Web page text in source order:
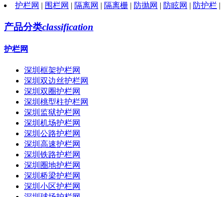
护栏网 | 围栏网 | 隔离网 | 隔离栅 | 防抛网 | 防眩网 | 防护栏 |
产品分类classification
护栏网
深圳框架护栏网
深圳双边丝护栏网
深圳双圈护栏网
深圳桃型柱护栏网
深圳监狱护栏网
深圳机场护栏网
深圳公路护栏网
深圳高速护栏网
深圳铁路护栏网
深圳圈地护栏网
深圳桥梁护栏网
深圳小区护栏网